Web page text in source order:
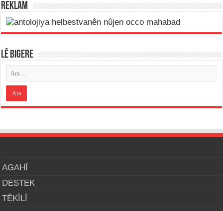
REKLAM
LÊ BIGERE
AGAHÎ
DESTEK
TÊKÎLÎ